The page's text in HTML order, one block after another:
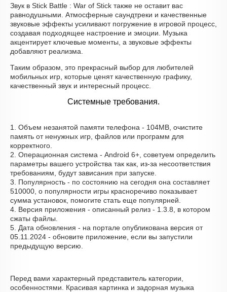
Звук в Stick Battle : War of Stick также не оставит вас
равнодушными. Атмосферные саундтреки и качественные
звуковые эффекты усиливают погружение в игровой процесс,
создавая подходящее настроение и эмоции. Музыка
акцентирует ключевые моменты, а звуковые эффекты
добавляют реализма.
Таким образом, это прекрасный выбор для любителей
мобильных игр, которые ценят качественную графику,
качественный звук и интересный процесс.
Системные требования.
1. Объем незанятой памяти телефона - 104MB, очистите
память от ненужных игр, файлов или программ для
корректного.
2. Операционная система - Android 6+, советуем определить
параметры вашего устройства так как, из-за несоответствия
требованиям, будут зависания при запуске.
3. Популярность - по состоянию на сегодня она составляет
510000, о популярности игры красноречиво показывает
сумма установок, помогите стать еще популярней.
4. Версия приложения - описанный релиз - 1.3.8, в котором
сжаты файлы.
5. Дата обновления - на портале опубликована версия от
05.11.2024 - обновите приложение, если вы запустили
предыдущую версию.
Перед вами характерный представитель категории,
особенностями. Красивая картинка и задорная музыка